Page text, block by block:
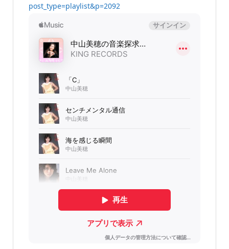
post_type=playlist&p=2092